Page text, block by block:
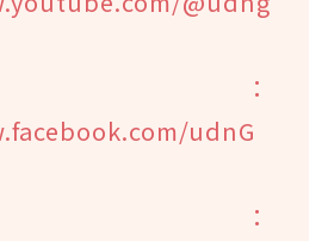
：
udnG
：